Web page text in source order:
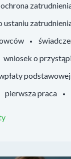
ochrona
ustaniu
wniosek o
podstawowej
pierwsza praca